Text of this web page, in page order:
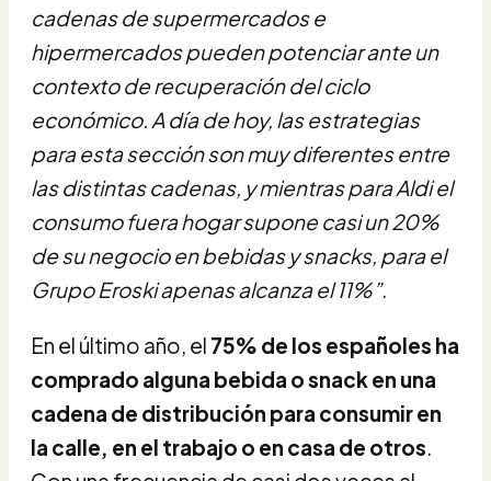
cadenas de supermercados e
hipermercados pueden potenciar ante un
contexto de recuperación del ciclo
económico. A día de hoy, las estrategias
para esta sección son muy diferentes entre
las distintas cadenas, y mientras para Aldi el
consumo fuera hogar supone casi un 20%
de su negocio en bebidas y snacks, para el
Grupo Eroski apenas alcanza el 11%”.
En el último año, el 75% de los españoles ha
comprado alguna bebida o snack en una
cadena de distribución para consumir en
la calle, en el trabajo o en casa de otros.